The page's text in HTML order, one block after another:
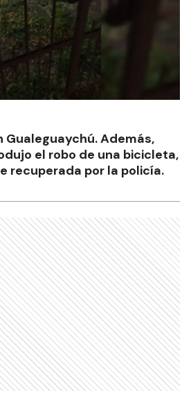
Gualeguaychú. Además,
el robo de una bicicleta,
recuperada por la policía.